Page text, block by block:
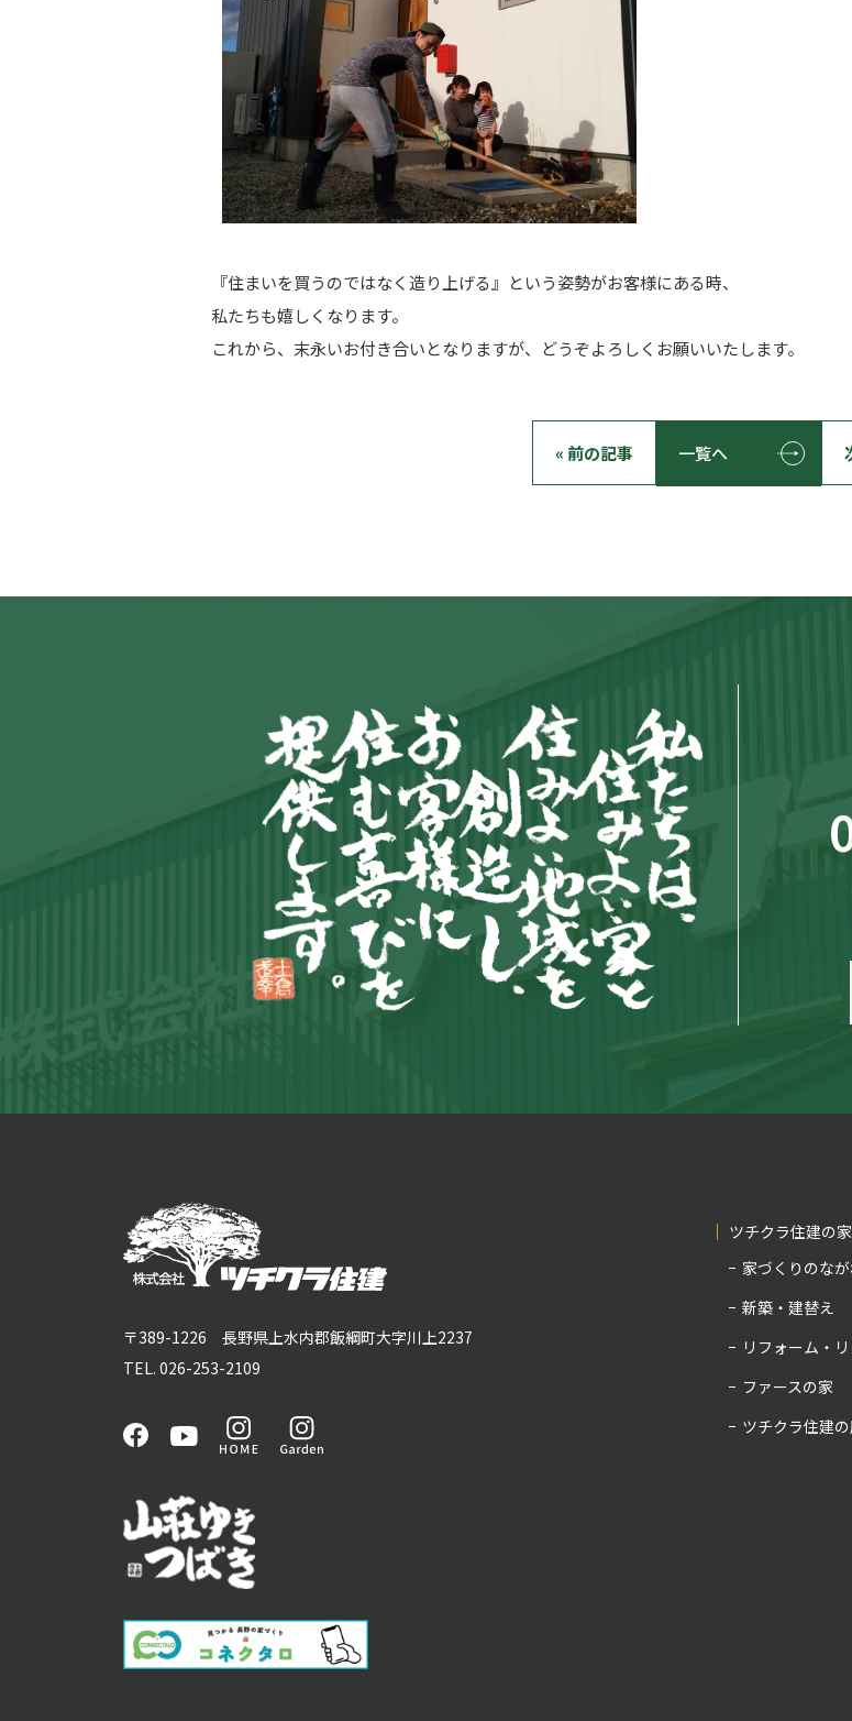
『住まいを買うのではなく造り上げる』という姿勢がお客様にある時、
私たちも嬉しくなります。
これから、末永いお付き合いとなりますが、どうぞよろしくお願いいたします。
« 前の記事 一覧へ
〒389-1226 長野県上水内郡飯綱町大字川上2237
TEL. 026-253-2109
ツチクラ住建の
家づくりのな
新築・建替え
リフォーム・
ファースの家
ツチクラ住建